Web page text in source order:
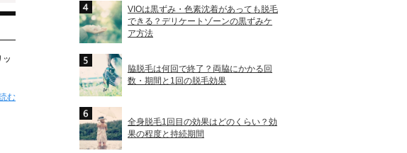
ッ
む
VIOは黒ずみ・色素沈着があっても脱毛
できる？デリケートゾーンの黒ずみケ
ア方法
脇脱毛は何回で終了？両脇にかかる回
数・期間と1回の脱毛効果
全身脱毛1回目の効果はどのくらい？効
果の程度と持続期間